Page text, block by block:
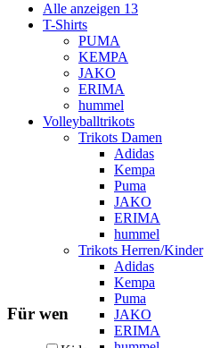
Alle anzeigen 13
T-Shirts
PUMA
KEMPA
JAKO
ERIMA
hummel
Volleyballtrikots
Trikots Damen
Adidas
Kempa
Puma
JAKO
ERIMA
hummel
Trikots Herren/Kinder
Adidas
Kempa
Puma
JAKO
ERIMA
Für wen